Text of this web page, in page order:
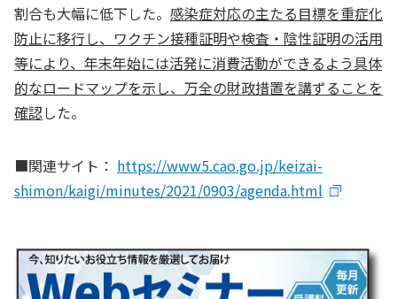
割合も大幅に低下した。 感染症対応の主たる目標を重症化
防止に移行し、ワクチン接種証明や検査・陰性証明の活用
等により、年末年始には活発に消費活動ができるよう具体
的なロードマップを示し、万全の財政措置を講ずることを
確認した。
■関連サイト： https://www5.cao.go.jp/keizai-
shimon/kaigi/minutes/2021/0903/agenda.html